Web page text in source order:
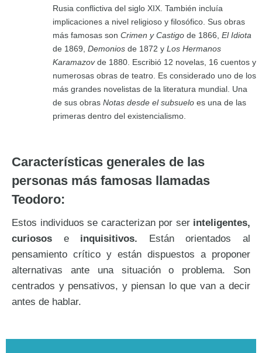
Rusia conflictiva del siglo XIX. También incluía
implicaciones a nivel religioso y filosófico. Sus obras
más famosas son Crimen y Castigo de 1866, El Idiota
de 1869, Demonios de 1872 y Los Hermanos
Karamazovde 1880. Escribió 12 novelas, 16 cuentos y
numerosas obras de teatro. Es considerado uno de los
más grandes novelistas de la literatura mundial. Una
de sus obras Notas desde el subsuelo es una de las
primeras dentro del existencialismo.
Características generales de las
personas más famosas llamadas
Teodoro:
Estos individuos se caracterizan por ser inteligentes,
curiosos e inquisitivos. Están orientados al
pensamiento crítico y están dispuestos a proponer
alternativas ante una situación o problema. Son
centrados y pensativos, y piensan lo que van a decir
antes de hablar.